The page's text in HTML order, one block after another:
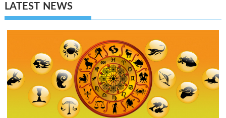
LATEST NEWS